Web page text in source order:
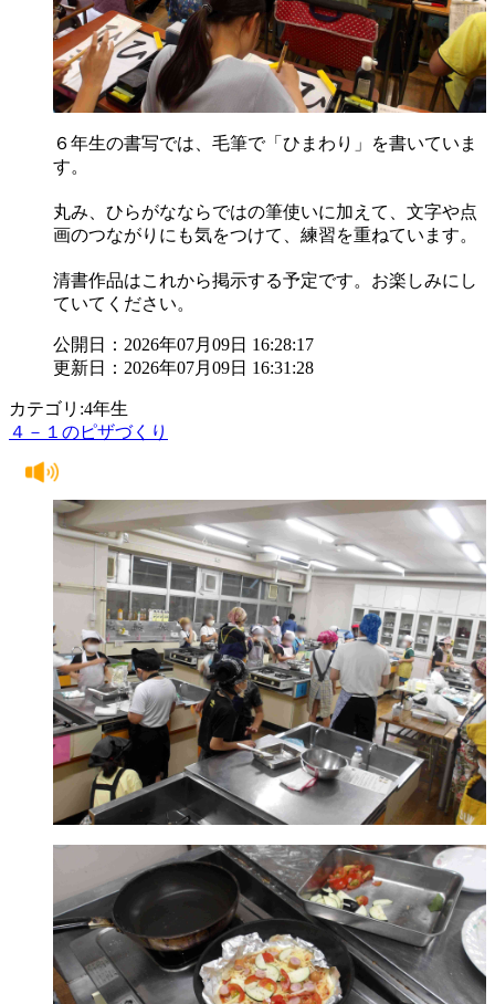
６年生の書写では、毛筆で「ひまわり」を書いていま
す。
丸み、ひらがなならではの筆使いに加えて、文字や点
画のつながりにも気をつけて、練習を重ねています。
清書作品はこれから掲示する予定です。お楽しみにし
ていてください。
公開日：2026年07月09日 16:28:17
更新日：2026年07月09日 16:31:28
カテゴリ:4年生
４－１のピザづくり